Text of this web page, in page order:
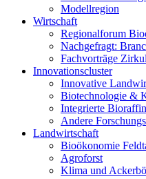
Modellregion
Wirtschaft
Regionalforum
Nachgefragt:
Fachvorträge
Innovationscluster
Innovative
Biotechnologie &
Integrierte
Andere
Landwirtschaft
Bioökonomie
Agroforst
Klima und